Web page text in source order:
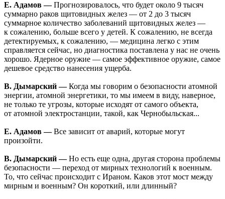
Е. Адамов —Прогнозировалось, что будет около 9 тысяч
суммарно раков щитовидных желез — от 2 до 3 тысяч
суммарное количество заболеваний щитовидных желез —
к сожалению, больше всего у детей. К сожалению, не всегда
детектируемых, к сожалению, — медицина легко с этим
справляется сейчас, но диагностика поставлена у нас не очень
хорошо. Ядерное оружие — самое эффективное оружие, самое
дешевое средство нанесения ущерба.
В. Дымарский —Когда мы говорим о безопасности атомной
энергии, атомной энергетики, то мы имеем в виду, наверное,
не только те угрозы, которые исходят от самого объекта,
от атомной электростанции, такой, как Чернобыльская...
Е. Адамов —Все зависит от аварий, которые могут
произойти.
В. Дымарский —Но есть еще одна, другая сторона проблемы
безопасности — переход от мирных технологий к военным.
То, что сейчас происходит с Ираном. Каков этот мост между
мирным и военным? Он короткий, или длинный?